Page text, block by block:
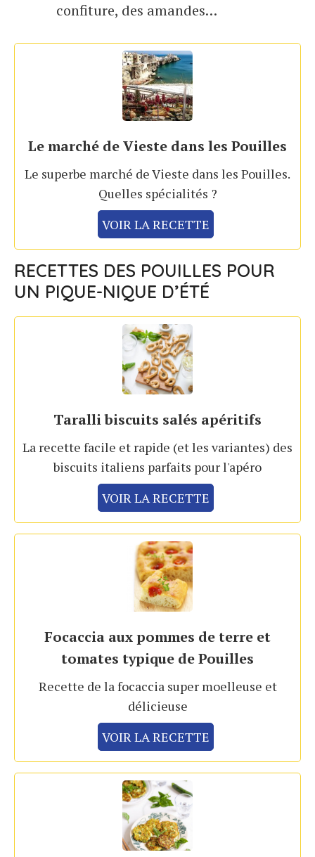
confiture, des amandes…
Le marché de Vieste dans les Pouilles
Le superbe marché de Vieste dans les Pouilles.
Quelles spécialités ?
VOIR LA RECETTE
RECETTES DES POUILLES POUR
UN PIQUE-NIQUE D’ÉTÉ
Taralli biscuits salés apéritifs
La recette facile et rapide (et les variantes) des
biscuits italiens parfaits pour l'apéro
VOIR LA RECETTE
Focaccia aux pommes de terre et
tomates typique de Pouilles
Recette de la focaccia super moelleuse et
délicieuse
VOIR LA RECETTE